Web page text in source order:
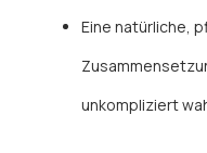
Eine natürliche,
unkompliziert